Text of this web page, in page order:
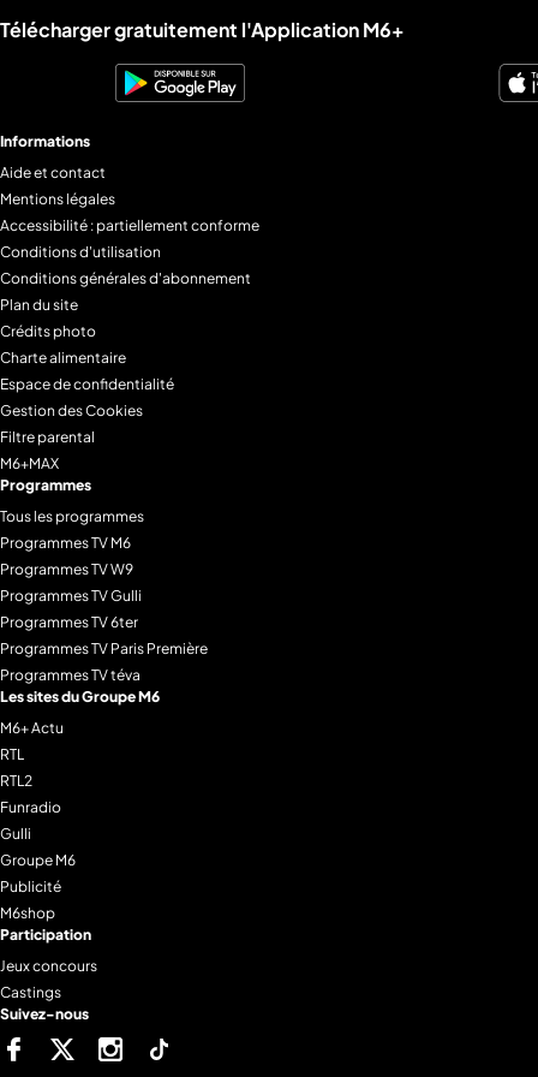
prêtre en soutane que, dans la rue, les gens lui
PRODUCTION
Liens utiles M6+.
Télécharger gratuitement l'Application M6+
Informations
Aide et contact
Mentions légales
Accessibilité : partiellement conforme
Conditions d'utilisation
Conditions générales d'abonnement
Plan du site
Crédits photo
Charte alimentaire
Espace de confidentialité
Gestion des Cookies
Filtre parental
M6+MAX
Programmes
Tous les programmes
Programmes TV M6
Programmes TV W9
Programmes TV Gulli
Programmes TV 6ter
Programmes TV Paris Première
Programmes TV téva
Les sites du Groupe M6
M6+ Actu
RTL
RTL2
Funradio
Gulli
Groupe M6
Publicité
M6shop
Participation
Jeux concours
Castings
Suivez-nous
FacebookTwitter Instagram